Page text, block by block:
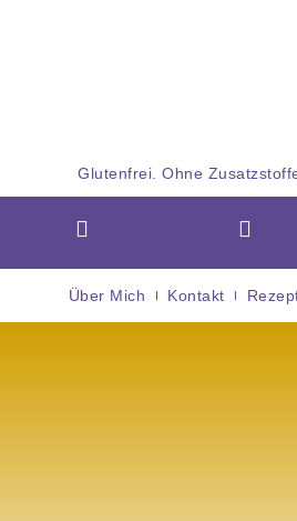
Glutenfrei. Ohne
Über Mich Kontakt